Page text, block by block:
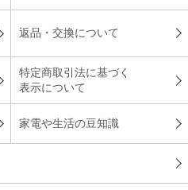
返品・交換について
特定商取引法に基づく
表示について
家電や生活の豆知識